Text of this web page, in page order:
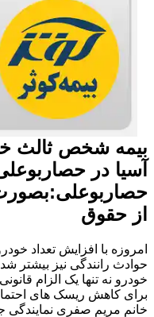
بیمه شخص ثالث
آسیا در
از حقوق
امروزه با افزایش تعداد
حوادث رانندگی نیز بیشتر
خودرو نه تنها یک الزام
خانم مریم صفری نمایندگی